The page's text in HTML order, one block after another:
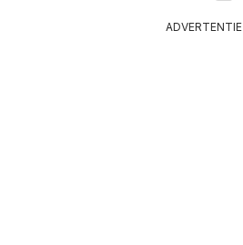
ADVERTENTIE